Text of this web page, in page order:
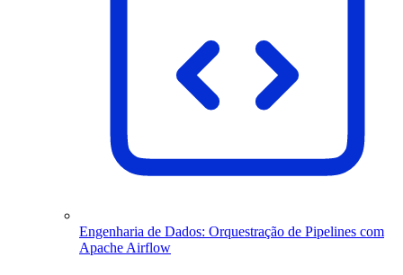
Engenharia de Dados: Orquestração de Pipelines com
Apache Airflow